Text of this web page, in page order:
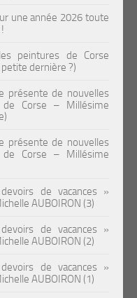
une année 2026 toute
peintures de Corse
dernière ?)
présente de nouvelles
de Corse – Millésime
présente de nouvelles
de Corse – Millésime
de vacances »
AUBOIRON (3)
de vacances »
AUBOIRON (2)
de vacances »
AUBOIRON (1)